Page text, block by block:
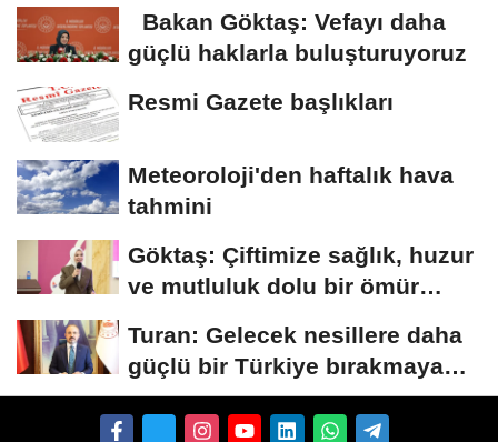
Bakan Göktaş: Vefayı daha
güçlü haklarla buluşturuyoruz
Resmi Gazete başlıkları
Meteoroloji'den haftalık hava
tahmini
Göktaş: Çiftimize sağlık, huzur
ve mutluluk dolu bir ömür
Turan: Gelecek nesillere daha
güçlü bir Türkiye bırakmaya
devam edeceğiz